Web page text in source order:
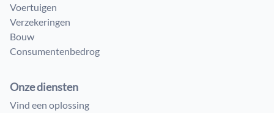
Voertuigen
Verzekeringen
Bouw
Consumenten​bedrog
Onze diensten
Vind een oplossing